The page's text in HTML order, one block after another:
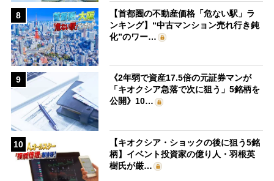
8
【首都圏の不動産価格「危ない駅」ラ
ンキング】“中古マンション売れ行き鈍
化”のワー…
9
《2年弱で資産17.5倍の元証券マンが
「キオクシア急落で次に狙う」5銘柄を
公開》10…
10
【キオクシア・ショックの後に狙う5銘
柄】イベント投資家の億り人・羽根英
樹氏が厳…